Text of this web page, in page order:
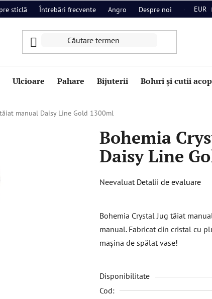
sticlă Întrebări frecvente Angro Despre noi Contact
EUR
Ulcioare Pahare Bijuterii Boluri și cutii
manual Daisy Line Gold 1300ml
Bohemia
Daisy Line
Evaluarea
produsului
este
0,0
5
stele.
Neevaluat Detalii de evaluare
Bohemia Crystal Jug tăiat
manual. Fabricat din cristal cu
mașina de spălat vase!
Disponibilitate
Cod: